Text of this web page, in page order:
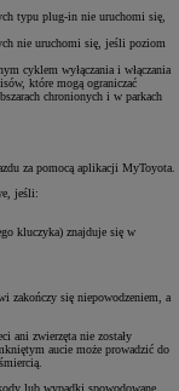
typu plug-in nie uruchomi się,
nie uruchomi się, jeśli poziom
cyklem wyłączania i włączania
które mogą ograniczać
chronionych i w parkach
za pomocą aplikacji MyToyota.
jeśli:
kluczyka) znajduje się w
zakończy się niepowodzeniem, a
ani zwierzęta nie zostały
aucie może prowadzić do
lub wypadki spowodowane